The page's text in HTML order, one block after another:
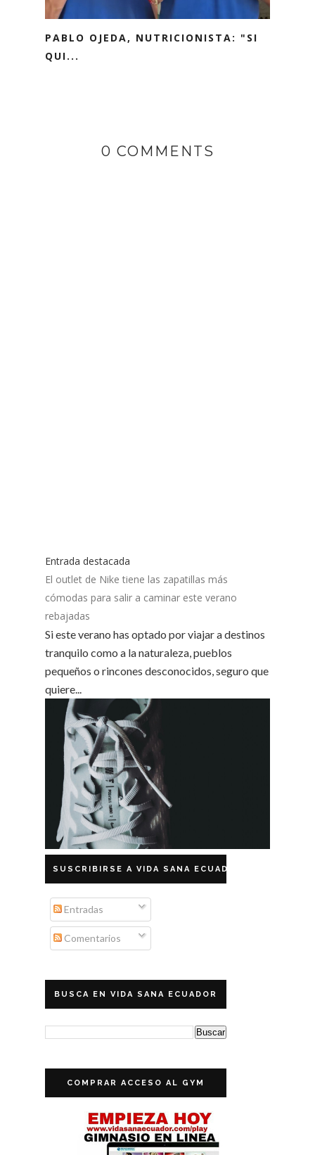
PABLO OJEDA, NUTRICIONISTA: "SI
QUI...
0 COMMENTS
Entrada destacada
El outlet de Nike tiene las zapatillas más
cómodas para salir a caminar este verano
rebajadas
Si este verano has optado por viajar a destinos
tranquilo como a la naturaleza, pueblos
pequeños o rincones desconocidos, seguro que
quiere...
SUSCRIBIRSE A VIDA SANA ECUADOR
Entradas
Comentarios
BUSCA EN VIDA SANA ECUADOR
COMPRAR ACCESO AL GYM